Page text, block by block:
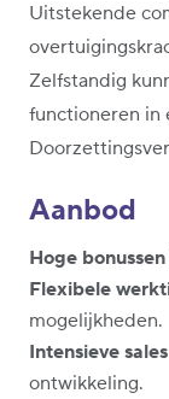
Uitstekende
Zelfstandig
functioneren in
Aanbod
Hoge bonussen
Flexibele
mogelijkheden.
Intensieve
ontwikkeling.